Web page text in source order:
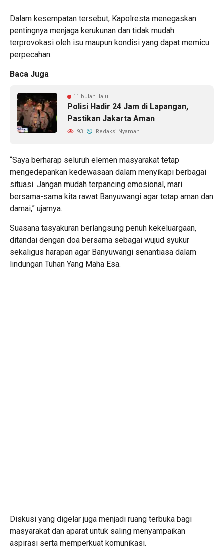
Dalam kesempatan tersebut, Kapolresta menegaskan
pentingnya menjaga kerukunan dan tidak mudah
terprovokasi oleh isu maupun kondisi yang dapat memicu
perpecahan.
Baca Juga
11 bulan lalu
Polisi Hadir 24 Jam di Lapangan,
Pastikan Jakarta Aman
93 Redaksi Nyaman
“Saya berharap seluruh elemen masyarakat tetap
mengedepankan kedewasaan dalam menyikapi berbagai
situasi. Jangan mudah terpancing emosional, mari
bersama-sama kita rawat Banyuwangi agar tetap aman dan
damai,” ujarnya.
Suasana tasyakuran berlangsung penuh kekeluargaan,
ditandai dengan doa bersama sebagai wujud syukur
sekaligus harapan agar Banyuwangi senantiasa dalam
lindungan Tuhan Yang Maha Esa.
Diskusi yang digelar juga menjadi ruang terbuka bagi
masyarakat dan aparat untuk saling menyampaikan
aspirasi serta memperkuat komunikasi.